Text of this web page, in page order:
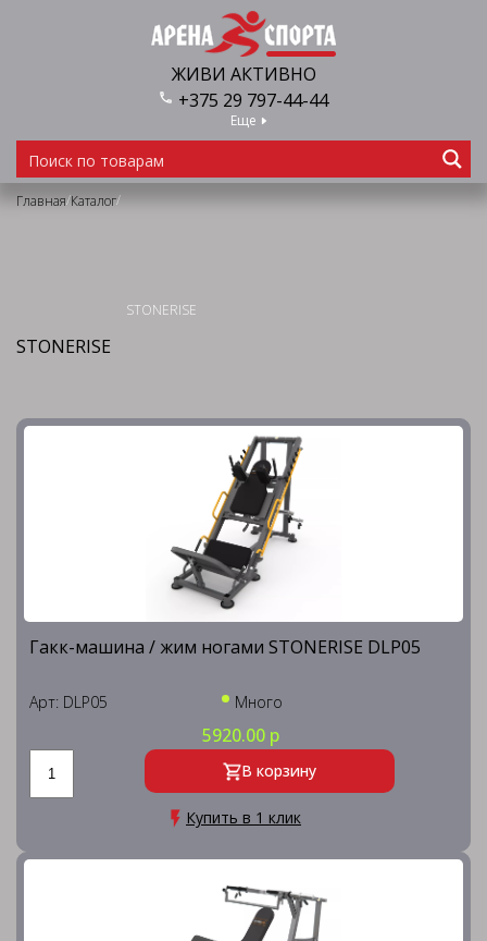
ЖИВИ АКТИВНО
+375 29 797-44-44
Еще
Главная/Каталог/
STONERISE
STONERISE
Гакк-машина / жим ногами STONERISE DLP05
Арт: DLP05 Много
5920.00 р
В корзину
Купить в 1 клик